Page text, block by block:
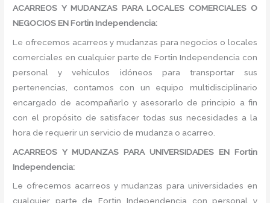
ACARREOS Y MUDANZAS PARA LOCALES COMERCIALES O
NEGOCIOS EN Fortin Independencia:
Le ofrecemos acarreos y mudanzas para negocios o locales
comerciales en cualquier parte de Fortin Independencia con
personal y vehículos idóneos para transportar sus
pertenencias, contamos con un equipo multidisciplinario
encargado de acompañarlo y asesorarlo de principio a fin
con el propósito de satisfacer todas sus necesidades a la
hora de requerir un servicio de mudanza o acarreo.
ACARREOS Y MUDANZAS PARA UNIVERSIDADES EN Fortin
Independencia:
Le ofrecemos acarreos y mudanzas para universidades en
cualquier parte de Fortin Independencia con personal y